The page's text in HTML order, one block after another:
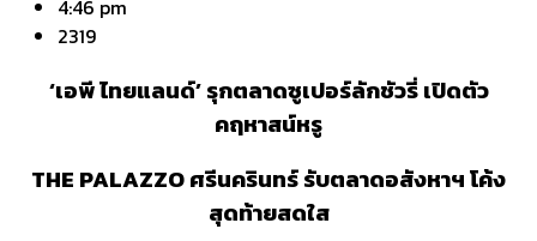
4:46 pm
2319
‘เอพี ไทยแลนด์’ รุกตลาดซูเปอร์ลักชัวรี่ เปิดตัว
คฤหาสน์หรู
THE PALAZZO ศรีนครินทร์ รับตลาดอสังหาฯ โค้ง
สุดท้ายสดใส